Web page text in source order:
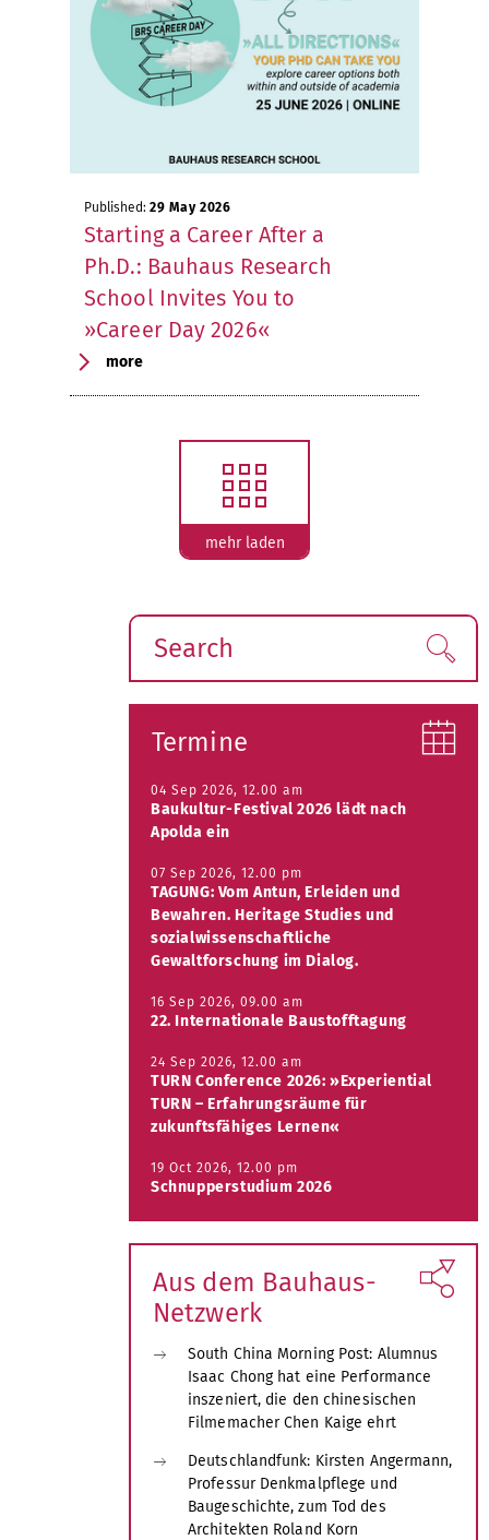
mehr laden
Published: 29 May 2026
Starting a Career After a
Ph.D.: Bauhaus Research
School Invites You to
»Career Day 2026«
more
Search
Termine
04 Sep 2026, 12.00 am
Baukultur-Festival 2026 lädt nach
Apolda ein
07 Sep 2026, 12.00 pm
TAGUNG: Vom Antun, Erleiden und
Bewahren. Heritage Studies und
sozialwissenschaftliche
Gewaltforschung im Dialog.
16 Sep 2026, 09.00 am
22. Internationale Baustofftagung
24 Sep 2026, 12.00 am
TURN Conference 2026: »Experiential
TURN – Erfahrungsräume für
zukunftsfähiges Lernen«
19 Oct 2026, 12.00 pm
Schnupperstudium 2026
Aus dem Bauhaus-
Netzwerk
South China Morning Post: Alumnus
Isaac Chong hat eine Performance
inszeniert, die den chinesischen
Filmemacher Chen Kaige ehrt
Deutschlandfunk: Kirsten Angermann,
Professur Denkmalpflege und
Baugeschichte, zum Tod des
Architekten Roland Korn